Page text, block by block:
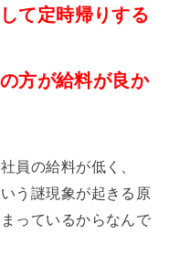
て定時帰りする
方が給料が良か
員の給料が低く、
う謎現象が起きる原
っているからなんで